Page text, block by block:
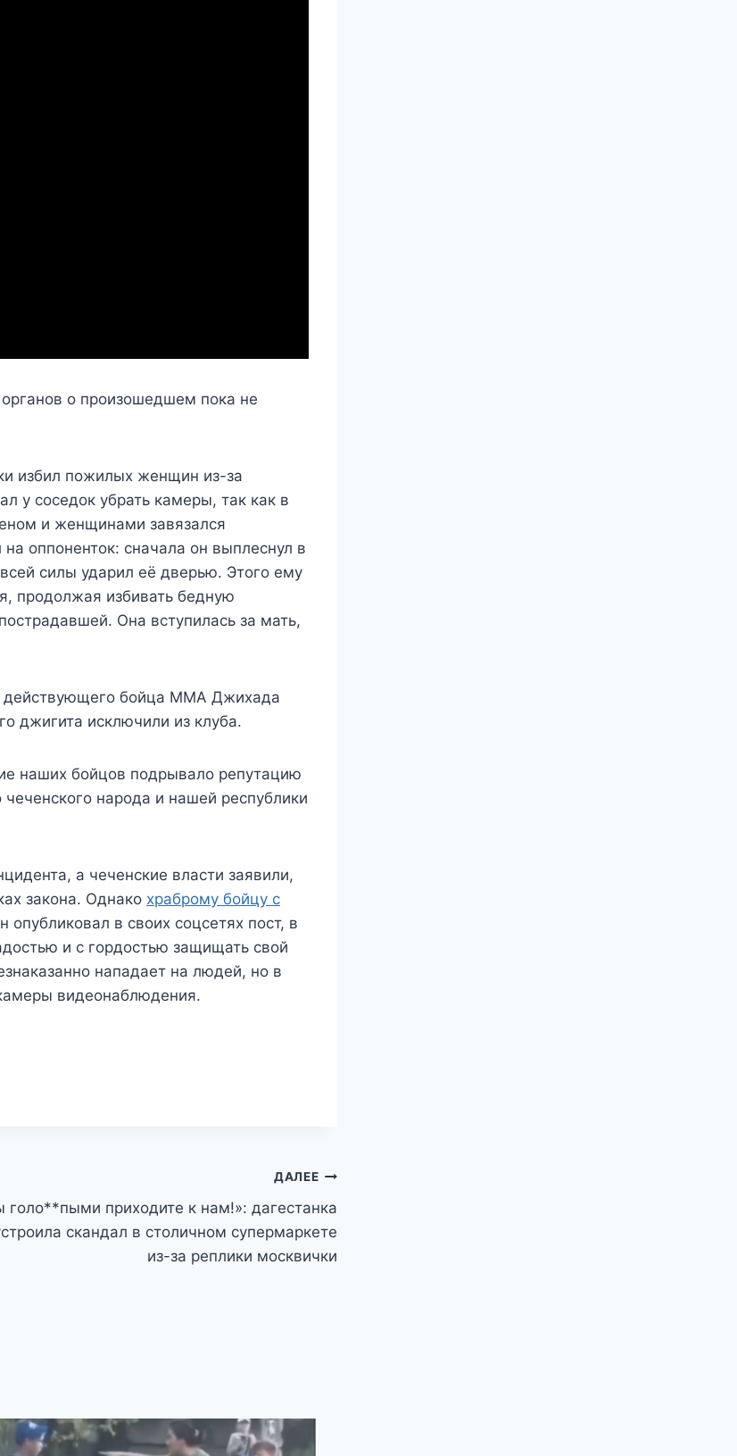
о произошедшем пока не
избил пожилых женщин из-за
у соседок убрать камеры, так как в
и женщинами завязался
оппоненток: сначала он выплеснул в
силы ударил её дверью. Этого ему
продолжая избивать бедную
Она вступилась за мать,
действующего бойца ММА Джихада
джигита исключили из клуба.
наших бойцов подрывало репутацию
народа и нашей республики
а чеченские власти заявили,
закона. Однако храброму бойцу с
опубликовал в своих соцсетях пост, в
и с гордостью защищать свой
нападает на людей, но в
видеонаблюдения.
ДАЛЕЕ
голо**пыми приходите к нам!»: дагестанка
скандал в столичном супермаркете
из-за реплики москвички